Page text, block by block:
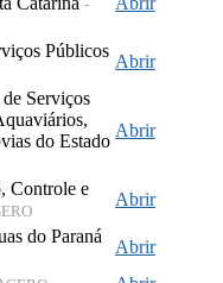
-
Públicos
Abrir
Serviços
do Estado
Abrir
Controle e
Abrir
do Paraná
Abrir